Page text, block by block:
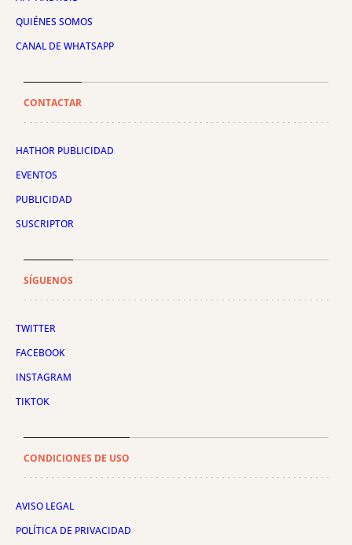
QUIÉNES SOMOS
CANAL DE WHATSAPP
CONTACTAR
HATHOR PUBLICIDAD
EVENTOS
PUBLICIDAD
SUSCRIPTOR
SÍGUENOS
TWITTER
FACEBOOK
INSTAGRAM
TIKTOK
CONDICIONES DE USO
AVISO LEGAL
POLÍTICA DE PRIVACIDAD